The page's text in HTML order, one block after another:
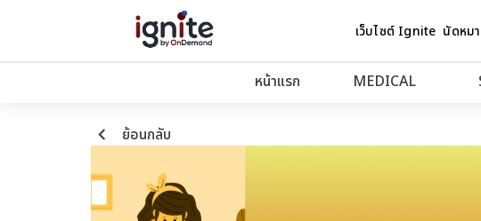
เว็บไซต์ Ignite นัดหม
หน้าแรก MEDICAL
keyboard_arrow_left ย้อนกลับ